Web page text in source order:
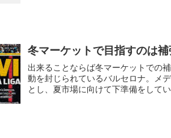
冬マーケットで目指すのは
出来ることならば冬マーケットでの
動を封じられているバルセロナ。メ
とし、夏市場に向けて下準備をして